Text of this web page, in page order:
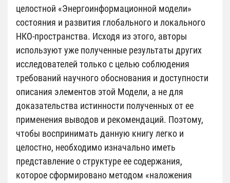
целостной «Энергоинформационной модели»
состояния и развития глобального и локального
НКО-пространства. Исходя из этого, авторы
используют уже полученные результаты других
исследователей только с целью соблюдения
требований научного обоснования и доступности
описания элементов этой Модели, а не для
доказательства истинности полученных от ее
применения выводов и рекомендаций. Поэтому,
чтобы воспринимать данную книгу легко и
целостно, необходимо изначально иметь
представление о структуре ее содержания,
которое сформировано методом «наложения